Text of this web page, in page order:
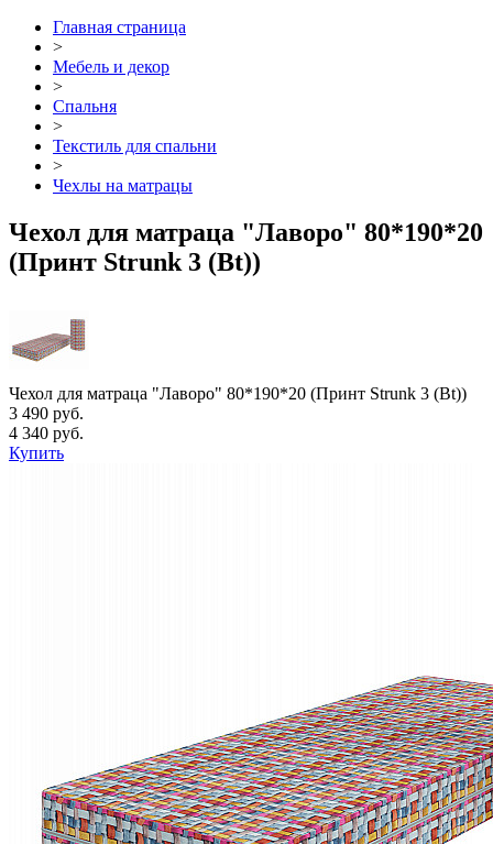
Главная страница
>
Мебель и декор
>
Спальня
>
Текстиль для спальни
>
Чехлы на матрацы
Чехол для матраца "Лаворо" 80*190*20
(Принт Strunk 3 (Bt))
Чехол для матраца "Лаворо" 80*190*20 (Принт Strunk 3 (Bt))
3 490 руб.
4 340 руб.
Купить